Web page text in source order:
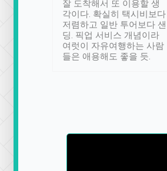
잘 도착해서 또 이용할 생
각이다. 확실히 택시비보다
저렴하고 일반 투어보다 샌
딩. 픽업 서비스 개념이라
여럿이 자유여행하는 사람
들은 애용해도 좋을 듯.